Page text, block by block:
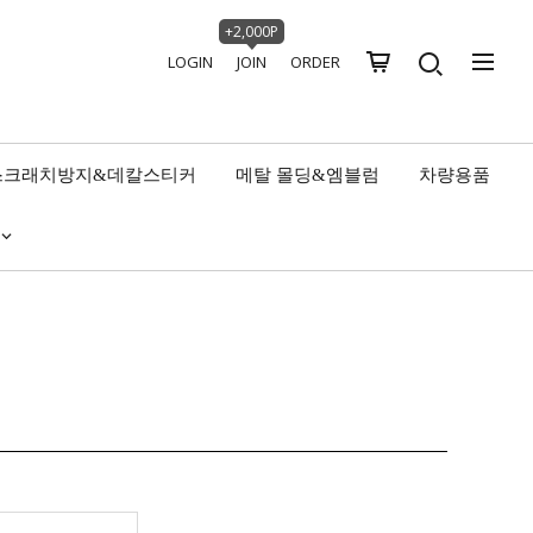
LOGIN JOIN
+2,000P
ORDER
크래치방지&데칼스티커 메탈 몰딩&엠블럼 차량용품